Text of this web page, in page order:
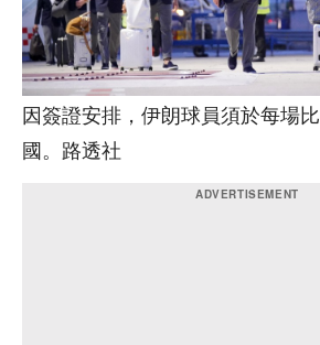
因簽證安排，伊朗球員須於每場
國。路透社